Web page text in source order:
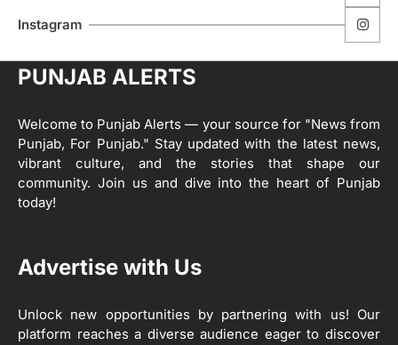
5
ਮੋਦੀ ਜੀ ਪੁਲਿਸ ਦੇ ਦਮ ‘ਤੇ ਨੈਸ਼ਨਲ ਟਾਊਨਹਾਲ
ਅਗੇਂਸਟ ਈ-20 ਨੂੰ ਰੋਕਣ ਦੀ ਕੋਸ਼ਿਸ਼ ਕਰ ਰਹੇ
ਹਨ- ਕੇਜਰੀਵਾਲ
Editor
Editor
2
ਖੇਤੀਬਾੜੀ ਵਿਭਾਗ ਵੱਲੋਂ ‘ਮਿਸ਼ਨ ਫਾਰ ਕਾਟਨ
ਪ੍ਰੋਡਕਟੀਵਿਟੀ’ ਅਧੀਨ ਪਿੰਡ ਬਧਾਈ ਵਿਖੇ ‘ਖੇਤ
ਰਾਸ਼ਟਰੀ ਮਨੁੱਖੀ ਅਧਿਕਾਰ ਕਮਿਸ਼ਨ ਦੇ ਮੈਂਬਰ
ਸਕੀਮਾਂ ਦਾ ਜਾਇਜ਼ਾ
Editor
Instagram
PUNJAB ALERTS
Welcome to Punjab Alerts — your source for "News from
Punjab, For Punjab." Stay updated with the latest news,
vibrant culture, and the stories that shape our
community. Join us and dive into the heart of Punjab
today!
Advertise with Us
Unlock new opportunities by partnering with us! Our
platform reaches a diverse audience eager to discover